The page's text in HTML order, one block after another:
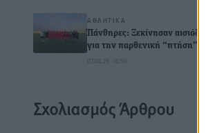
ΑΘΛΗΤΙΚΆ
Πάνθηρες: Ξεκίνησαν αισιόδοξοι
για την παρθενική “πτήση” τους
07.08.26 · 16:59
Σχολιασμός Άρθρου